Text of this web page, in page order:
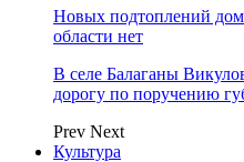
Новых подтоплений
области нет
В селе Балаганы
дорогу по поручению
Prev Next
Культура